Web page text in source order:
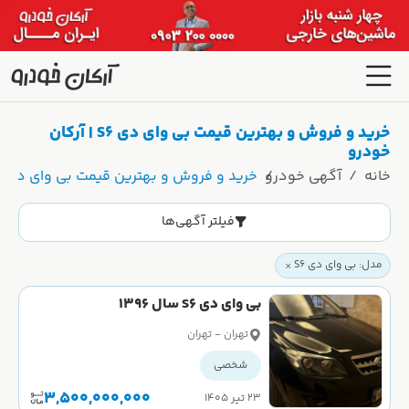
خرید و فروش و بهترین قیمت بی وای دی S6 | آرکان
خودرو
خانه آگهی خودرو خرید و فروش و بهترین قیمت بی وای دی S6 | آرکان خودرو
فیلتر آگهی‌ها
مدل: بی وای دی S6
بی وای دی S6 سال 1396
تهران - تهران
شخصی
۲۳ تیر ۱۴۰۵
3,500,000,000